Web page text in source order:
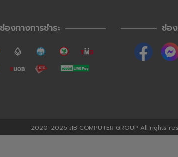
ช่องทางการชำระ ช่อ
2020-2026 JIB COMPUTER GROUP All rights